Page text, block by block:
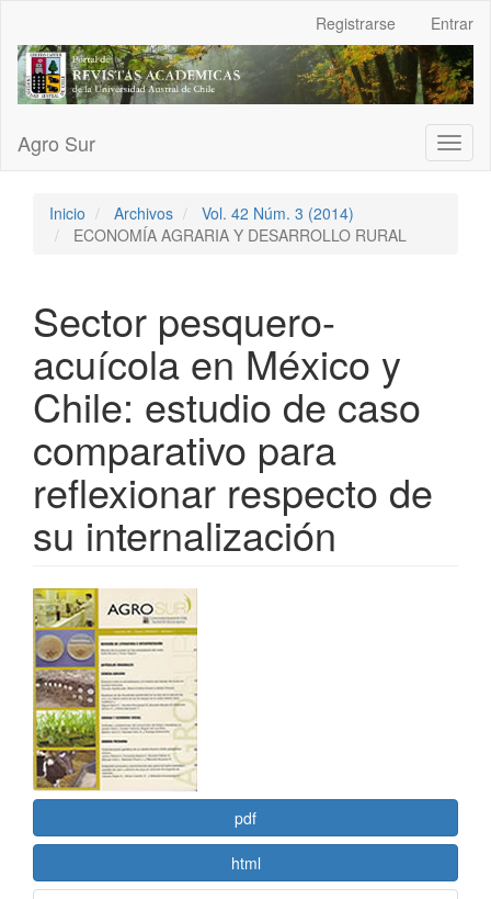
Contenido
principal
Barra
Registrarse Entrar
Agro Sur
Inicio Archivos
Vol. 42 Núm. 3 (2014)
ECONOMÍA AGRARIA Y DESARROLLO RURAL
Sector pesquero-
acuícola en México y
Chile: estudio de caso
comparativo para
reflexionar respecto de
su internalización
Barra
lateral
del
artículo
pdf
html